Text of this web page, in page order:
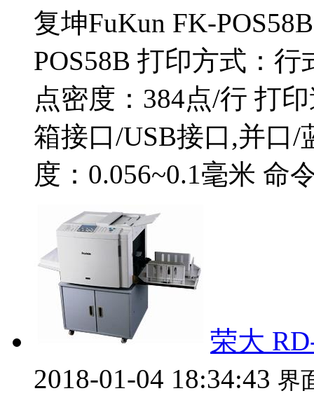
复坤FuKun FK-
POS58B 打印方式：
点密度：384点/行 打
箱接口/USB接口,并口/
度：0.056~0.1毫米 命
荣大
2018-01-04 18:34:43 界